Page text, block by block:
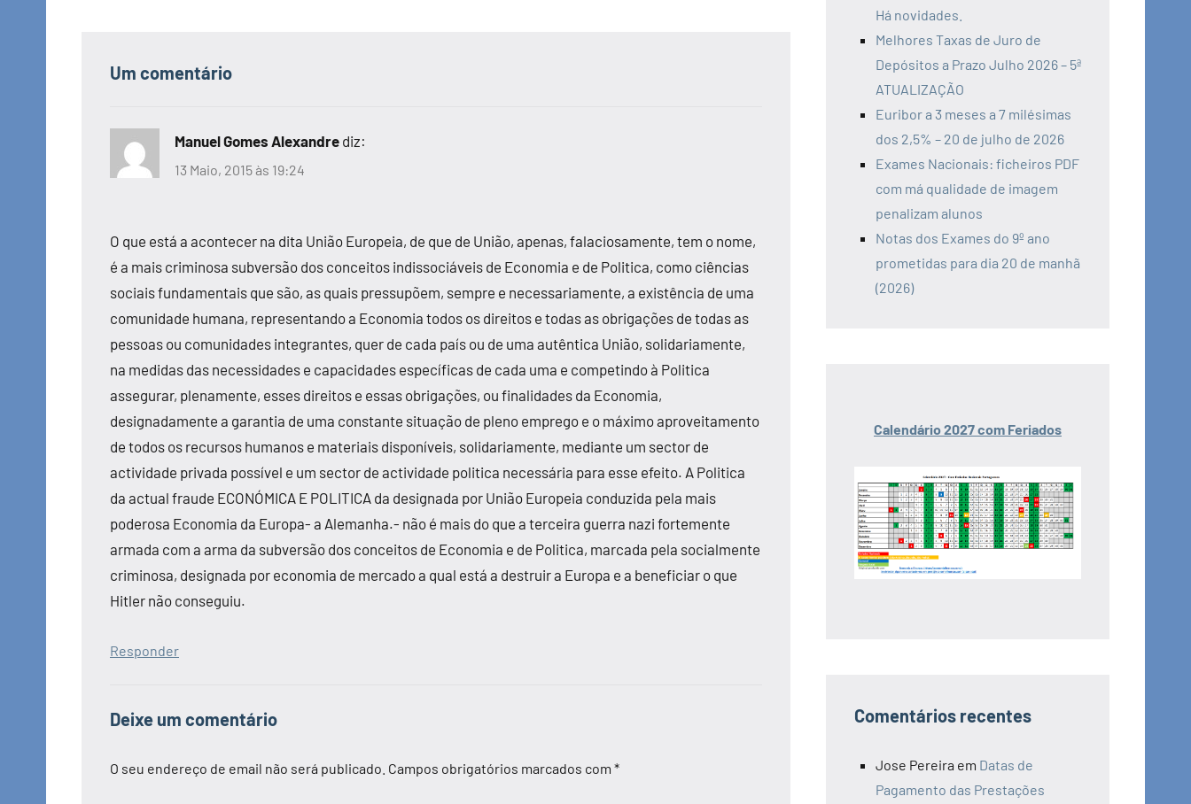
Um comentário
Manuel Gomes Alexandre diz:
13 Maio, 2015 às 19:24
O que está a acontecer na dita União Europeia, de que de União, apenas, falaciosamente, tem o nome,
é a mais criminosa subversão dos conceitos indissociáveis de Economia e de Politica, como ciências
sociais fundamentais que são, as quais pressupõem, sempre e necessariamente, a existência de uma
comunidade humana, representando a Economia todos os direitos e todas as obrigações de todas as
pessoas ou comunidades integrantes, quer de cada país ou de uma autêntica União, solidariamente,
na medidas das necessidades e capacidades específicas de cada uma e competindo à Politica
assegurar, plenamente, esses direitos e essas obrigações, ou finalidades da Economia,
designadamente a garantia de uma constante situação de pleno emprego e o máximo aproveitamento
de todos os recursos humanos e materiais disponíveis, solidariamente, mediante um sector de
actividade privada possível e um sector de actividade politica necessária para esse efeito. A Politica
da actual fraude ECONÓMICA E POLITICA da designada por União Europeia conduzida pela mais
poderosa Economia da Europa- a Alemanha.- não é mais do que a terceira guerra nazi fortemente
armada com a arma da subversão dos conceitos de Economia e de Politica, marcada pela socialmente
criminosa, designada por economia de mercado a qual está a destruir a Europa e a beneficiar o que
Hitler não conseguiu.
Responder
Deixe um comentário
O seu endereço de email não será publicado. Campos obrigatórios marcados com *
Há novidades.
Melhores Taxas de Juro de
Depósitos a Prazo Julho 2026 – 5ª
ATUALIZAÇÃO
Euribor a 3 meses a 7 milésimas
dos 2,5% – 20 de julho de 2026
Exames Nacionais: ficheiros PDF
com má qualidade de imagem
penalizam alunos
Notas dos Exames do 9º ano
prometidas para dia 20 de manhã
(2026)
Calendário 2027 com Feriados
Comentários recentes
Jose Pereira em Datas de
Pagamento das Prestações